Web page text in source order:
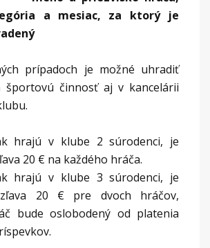
a mesiac, za ktorý je
prípadoch je možné uhradiť
športovú činnosť aj v kancelárii
hrajú v klube 2 súrodenci, je
20 € na každého hráča.
hrajú v klube 3 súrodenci, je
20 € pre dvoch hráčov,
bude oslobodený od platenia